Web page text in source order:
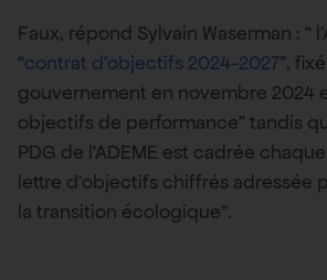
Faux, répond Sylvain Waserman : “
“contrat d’objectifs 2024-2027”,
gouvernement en novembre 2024
objectifs de performance” tandis
PDG de l’ADEME est cadrée
lettre d’objectifs chiffrés adressée
la transition écologique”.